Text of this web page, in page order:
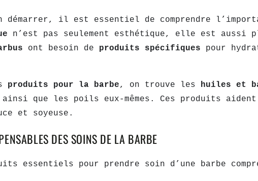
démarrer, il est essentiel de comprendre
n’est pas seulement esthétique, elle est aussi
ont besoin de produits spécifiques pour
produits pour la barbe, on trouve les huiles et
que les poils eux-mêmes. Ces produits
et soyeuse.
DES SOINS DE LA BARBE
essentiels pour prendre soin d’une barbe